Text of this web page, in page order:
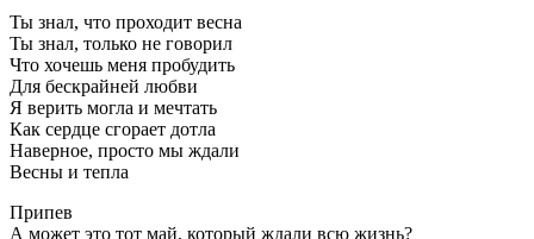
Ты знал, что проходит весна
Ты знал, только не говорил
Что хочешь меня пробудить
Для бескрайней любви
Я верить могла и мечтать
Как сердце сгорает дотла
Наверное, просто мы ждали
Весны и тепла
Припев
А может это тот май, который ждали всю жизнь?